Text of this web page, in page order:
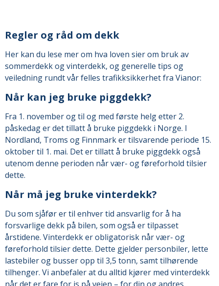
Regler og råd om dekk
Her kan du lese mer om hva loven sier om bruk av
sommerdekk og vinterdekk, og generelle tips og
veiledning rundt vår felles trafikksikkerhet fra Vianor:
Når kan jeg bruke piggdekk?
Fra 1. november og til og med første helg etter 2.
påskedag er det tillatt å bruke piggdekk i Norge. I
Nordland, Troms og Finnmark er tilsvarende periode 15.
oktober til 1. mai. Det er tillatt å bruke piggdekk også
utenom denne perioden når vær- og føreforhold tilsier
dette.
Når må jeg bruke vinterdekk?
Du som sjåfør er til enhver tid ansvarlig for å ha
forsvarlige dekk på bilen, som også er tilpasset
årstidene. Vinterdekk er obligatorisk når vær- og
føreforhold tilsier dette. Dette gjelder personbiler, lette
lastebiler og busser opp til 3,5 tonn, samt tilhørende
tilhenger. Vi anbefaler at du alltid kjører med vinterdekk